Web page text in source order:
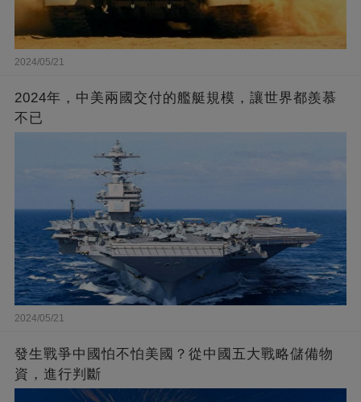
2024/05/21
2024年，中美兩國交付的艦艇規模，讓世界都羨慕
不已
2024/05/21
發生戰爭中國怕不怕美國？從中國五大戰略儲備物
資，進行判斷